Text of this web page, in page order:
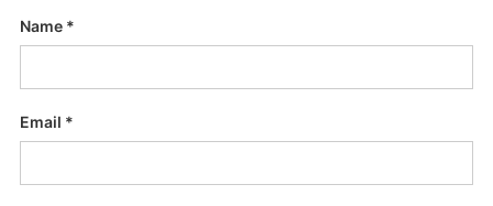
Name *
Email *